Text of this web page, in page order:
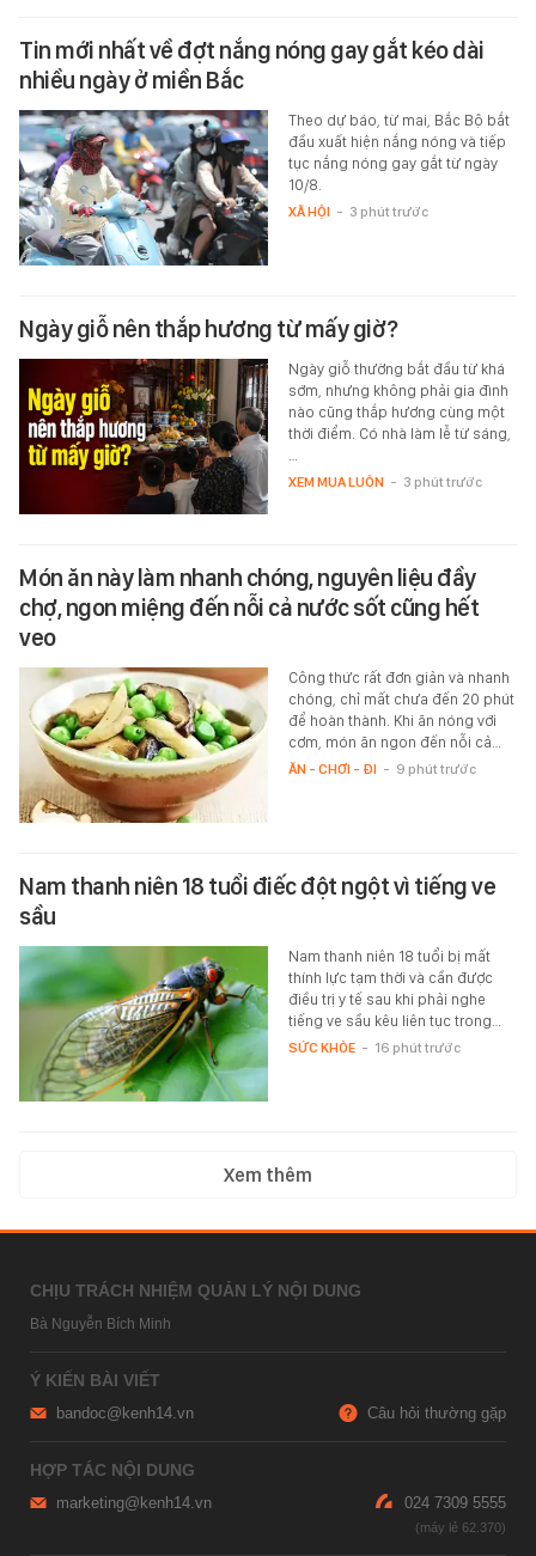
Tin mới nhất về đợt nắng nóng gay gắt kéo dài
nhiều ngày ở miền Bắc
Theo dự báo, từ mai, Bắc Bộ bắt
đầu xuất hiện nắng nóng và tiếp
tục nắng nóng gay gắt từ ngày
10/8.
XÃ HỘI - 3 phút trước
Ngày giỗ nên thắp hương từ mấy giờ?
Ngày giỗ thường bắt đầu từ khá
sớm, nhưng không phải gia đình
nào cũng thắp hương cùng một
thời điểm. Có nhà làm lễ từ sáng,
…
XEM MUA LUÔN - 3 phút trước
Món ăn này làm nhanh chóng, nguyên liệu đầy
chợ, ngon miệng đến nỗi cả nước sốt cũng hết
veo
Công thức rất đơn giản và nhanh
chóng, chỉ mất chưa đến 20 phút
để hoàn thành. Khi ăn nóng với
cơm, món ăn ngon đến nỗi cả…
ĂN - CHƠI - ĐI - 9 phút trước
Nam thanh niên 18 tuổi điếc đột ngột vì tiếng ve
sầu
Nam thanh niên 18 tuổi bị mất
thính lực tạm thời và cần được
điều trị y tế sau khi phải nghe
tiếng ve sầu kêu liên tục trong…
SỨC KHỎE - 16 phút trước
Xem thêm
CHỊU TRÁCH NHIỆM QUẢN LÝ NỘI DUNG
Bà Nguyễn Bích Minh
Ý KIẾN BÀI VIẾT
bandoc@kenh14.vn Câu hỏi thường gặp
HỢP TÁC NỘI DUNG
marketing@kenh14.vn 024 7309 5555